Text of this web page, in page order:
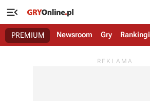

PREMIUM Newsroom Gry Rankingi